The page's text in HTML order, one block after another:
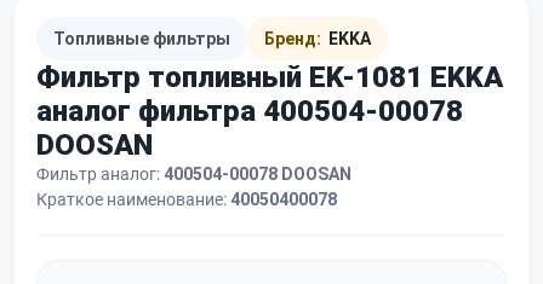
Топливные фильтры Бренд: EKKA
Фильтр топливный EK-1081 EKKA
аналог фильтра 400504-00078
DOOSAN
Фильтр аналог: 400504-00078 DOOSAN
Краткое наименование: 40050400078